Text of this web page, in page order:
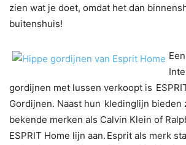
zien wat je doet, omdat het dan
buitenshuis!
gordijnen met lussen verkoopt is
Gordijnen. Naast hun kledinglijn bieden
bekende merken als Calvin Klein of
ESPRIT Home lijn aan. Esprit als merk